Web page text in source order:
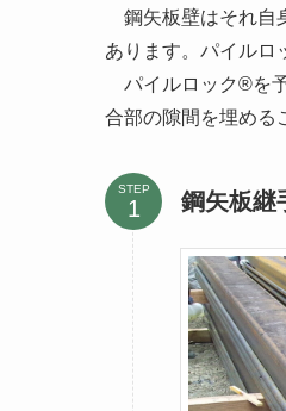
鋼矢板壁はそれ自
あります。パイルロ
パイルロック®を
合部の隙間を埋める
STEP 鋼矢板継